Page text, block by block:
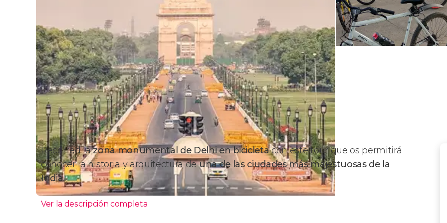
Recorred lazona monumental de Delhi en bicicletacon este tour que os permitirá
conocer la historia y arquitectura deuna de las ciudades más majestuosas de la
India.
Ver la descripción completa